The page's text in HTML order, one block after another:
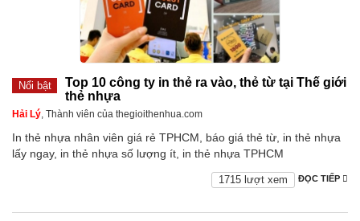
Nổi bật
Top 10 công ty in thẻ ra vào, thẻ từ tại Thế giới
thẻ nhựa
Hải Lý, Thành viên của thegioithenhua.com
In thẻ nhựa nhân viên giá rẻ TPHCM, báo giá thẻ từ, in thẻ nhựa
lấy ngay, in thẻ nhựa số lượng ít, in thẻ nhựa TPHCM
ĐỌC TIẾP
1715 lượt xem